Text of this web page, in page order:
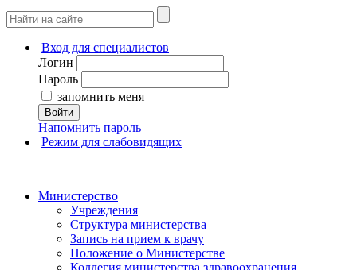
Вход для специалистов
Логин
Пароль
запомнить меня
Войти
Напомнить пароль
Режим для слабовидящих
Министерство
Учреждения
Структура министерства
Запись на прием к врачу
Положение о Министерстве
Коллегия министерства здравоохранения